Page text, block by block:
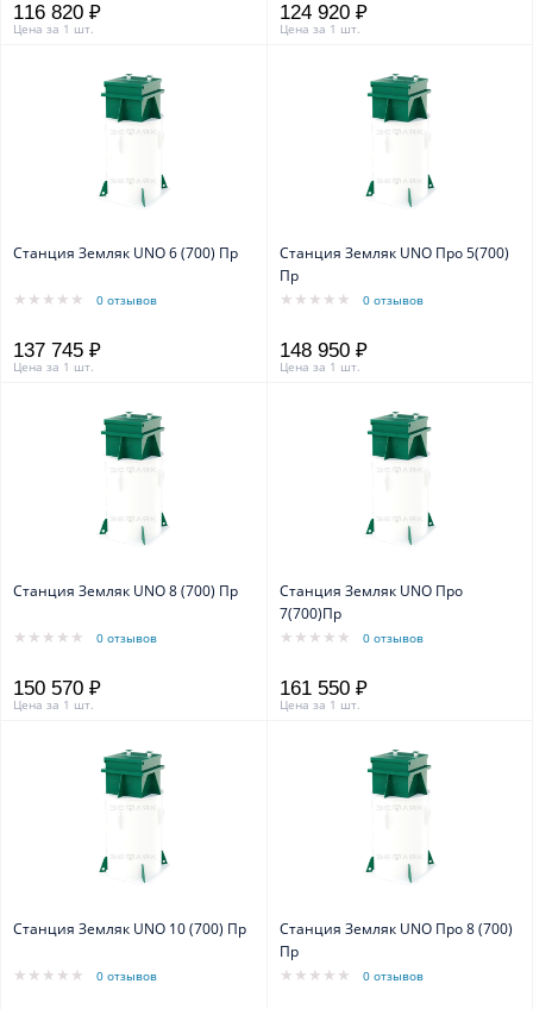
116 820 ₽
Цена за 1 шт.
124 920 ₽
Цена за 1 шт.
Станция Земляк UNO 6 (700) Пр
0 отзывов
137 745 ₽
Цена за 1 шт.
Станция Земляк UNO Про 5(700)
Пр
0 отзывов
148 950 ₽
Цена за 1 шт.
Станция Земляк UNO 8 (700) Пр
0 отзывов
150 570 ₽
Цена за 1 шт.
Станция Земляк UNO Про
7(700)Пр
0 отзывов
161 550 ₽
Цена за 1 шт.
Станция Земляк UNO 10 (700) Пр
0 отзывов
Станция Земляк UNO Про 8 (700)
Пр
0 отзывов